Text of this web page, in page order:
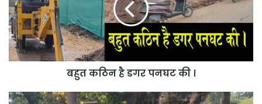
पनघट
की
।
बहुत कठिन है डगर पनघट की ।
वन